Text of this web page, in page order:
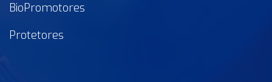
BioPromotores
Protetores